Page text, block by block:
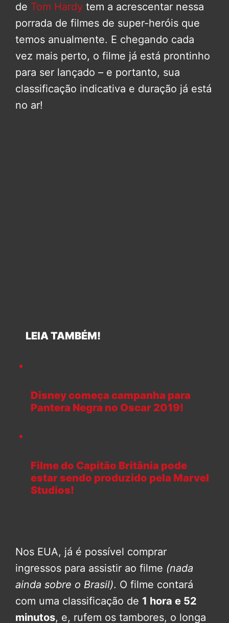
de Tom Hardy tem a acrescentar nessa
porrada de filmes de super-heróis que
temos anualmente. E chegando cada
vez mais perto, o filme já está prontinho
para ser lançado – e portanto, sua
classificação indicativa e duração já está
no ar!
LEIA TAMBÉM!
Disney começa campanha para
Pantera Negra no Oscar 2019!
Filme do Capitão Britânia pode
estar sendo produzido pela Marvel
Studios!
Nos EUA, já é possível comprar
ingressos para assistir ao filme (nada
ainda sobre o Brasil). O filme contará
com uma classificação de 1 hora e 52
minutos, e, rufem os tambores, o longa